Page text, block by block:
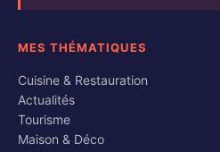
MES THÉMATIQUES
Cuisine & Restauration
Actualités
Tourisme
Maison & Déco